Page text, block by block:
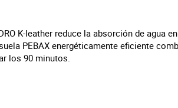
K-leather reduce la absorción de agua
PEBAX energéticamente eficiente
los 90 minutos.